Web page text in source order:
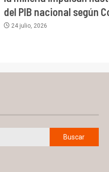
del PIB nacional según
24 julio, 2026